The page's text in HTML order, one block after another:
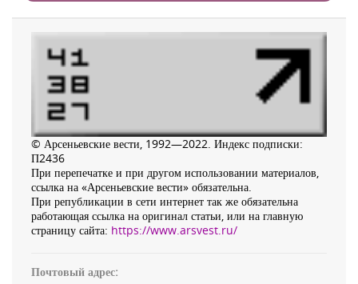
© Арсеньевские вести, 1992—2022. Индекс подписки:
П2436
При перепечатке и при другом использовании материалов,
ссылка на «Арсеньевские вести» обязательна.
При републикации в сети интернет так же обязательна
работающая ссылка на оригинал статьи, или на главную
страницу сайта: https://www.arsvest.ru/
Почтовый адрес: